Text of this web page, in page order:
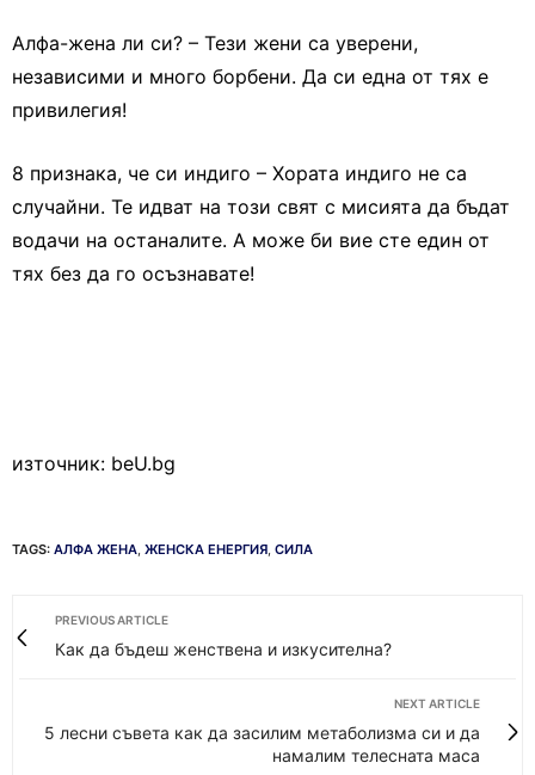
Алфа-жена ли си? – Тези жени са уверени,
независими и много борбени. Да си една от тях е
привилегия!
8 признака, че си индиго – Хората индиго не са
случайни. Те идват на този свят с мисията да бъдат
водачи на останалите. А може би вие сте един от
тях без да го осъзнавате!
източник: beU.bg
TAGS: АЛФА ЖЕНА, ЖЕНСКА ЕНЕРГИЯ, СИЛА
PREVIOUS ARTICLE
Как да бъдеш женствена и изкусителна?
NEXT ARTICLE
5 лесни съвета как да засилим метаболизма си и да
намалим телесната маса